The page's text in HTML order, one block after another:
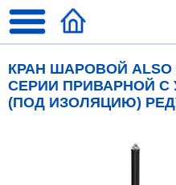
КРАН ШАРОВОЙ
СЕРИИ ПРИВАРНОЙ
(ПОД ИЗОЛЯЦИЮ)